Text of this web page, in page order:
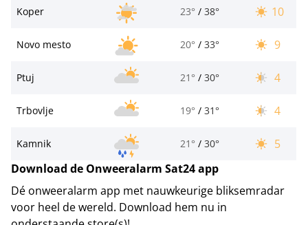
Koper 23° / 38° 10
Novo mesto 20° / 33° 9
Ptuj 21° / 30° 4
Trbovlje 19° / 31° 4
Kamnik 21° / 30°
5
Download de Onweeralarm Sat24 app
Dé onweeralarm app met nauwkeurige bliksemradar
voor heel de wereld. Download hem nu in